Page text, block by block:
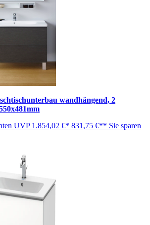
wandhängend, 2
UVP 1.854,02 €* 831,75 €** Sie sparen